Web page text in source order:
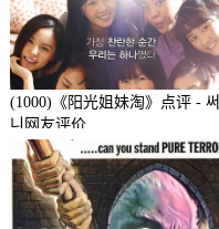
(1000)《阳光姐妹淘》点评 - 써
니网友评价